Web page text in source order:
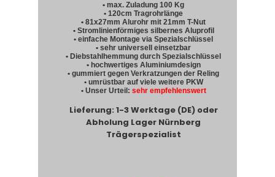
• max. Zuladung 100 Kg
• 120cm Tragrohrlänge
• 81x27mm Alurohr mit 21mm T-Nut
• Stromlinienförmiges silbernes Aluprofil
• einfache Montage via Spezialschlüssel
• sehr universell einsetzbar
• Diebstahlhemmung durch Spezialschlüssel
• hochwertiges Aluminiumdesign
• gummiert gegen Verkratzungen der Reling
• umrüstbar auf viele weitere PKW
• Unser Urteil: sehr empfehlenswert
Lieferung: 1-3 Werktage (DE) oder
Abholung Lager Nürnberg
Trägerspezialist